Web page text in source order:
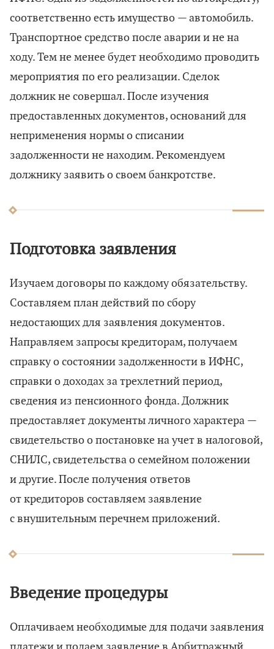
соответственно есть имущество — автомобиль.
Транспортное средство после аварии и не на
ходу. Тем не менее будет необходимо проводить
мероприятия по его реализации. Сделок
должник не совершал. После изучения
предоставленных документов, оснований для
неприменения нормы о списании
задолженности не находим. Рекомендуем
должнику заявить о своем банкротстве.
Подготовка заявления
Изучаем договоры по каждому обязательству.
Составляем план действий по сбору
недостающих для заявления документов.
Направляем запросы кредиторам, получаем
справку о состоянии задолженности в ИФНС,
справки о доходах за трехлетний период,
сведения из пенсионного фонда. Должник
предоставляет документы личного характера —
свидетельство о постановке на учет в налоговой,
СНИЛС, свидетельства о семейном положении
и другие. После получения ответов
от кредиторов составляем заявление
с внушительным перечнем приложений.
Введение процедуры
Оплачиваем необходимые для подачи заявления